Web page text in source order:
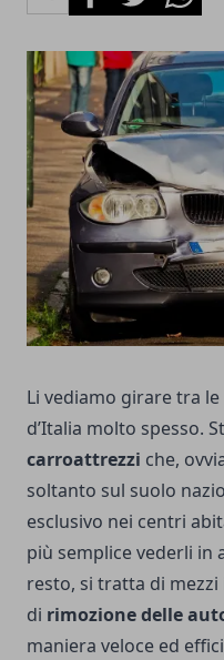
Li vediamo girare tra
d’Italia molto spesso.
carroattrezzi che,
soltanto sul suolo
esclusivo nei centri
più semplice vederli in
resto, si tratta di
di rimozione delle
maniera veloce ed